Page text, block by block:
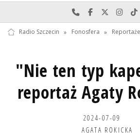
Najlepiej po prostu
Odwiedź nas
Odwiedź
Radio Szczecin » Fonosfera » Reportaże
"Nie ten typ
reportaż Agaty
2024-07-09
AGATA ROKICKA